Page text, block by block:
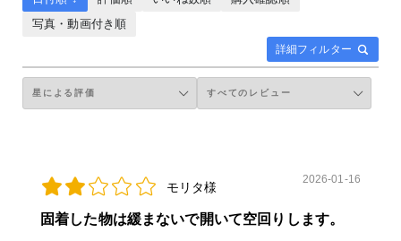
詳細フィルター
写真・動画付き順
モリタ様
2026-01-16
固着した物は緩まないで開いて空回りします。